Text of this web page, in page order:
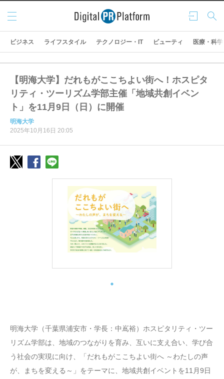
ログ
イン
検索
メニ
ュー
ビジネス ライフスタイル テクノロジー・IT ビューティ 医療・科学
【明海大学】だれもがここちよい街へ！ホスピタ
リティ・ツーリズム学部主催「地域共創イベン
ト」を11月9日（日）に開催
明海大学
2025年10月16日 20:05
明海大学（千葉県浦安市・学長：中嶌裕）ホスピタリティ・ツー
リズム学部は、地域のつながりを育み、互いに支え合い、学び合
う社会の実現に向け、「だれもがここちよい街へ ～わたしの声
が、まちを変える～」をテーマに、地域共創イベントを11月9日